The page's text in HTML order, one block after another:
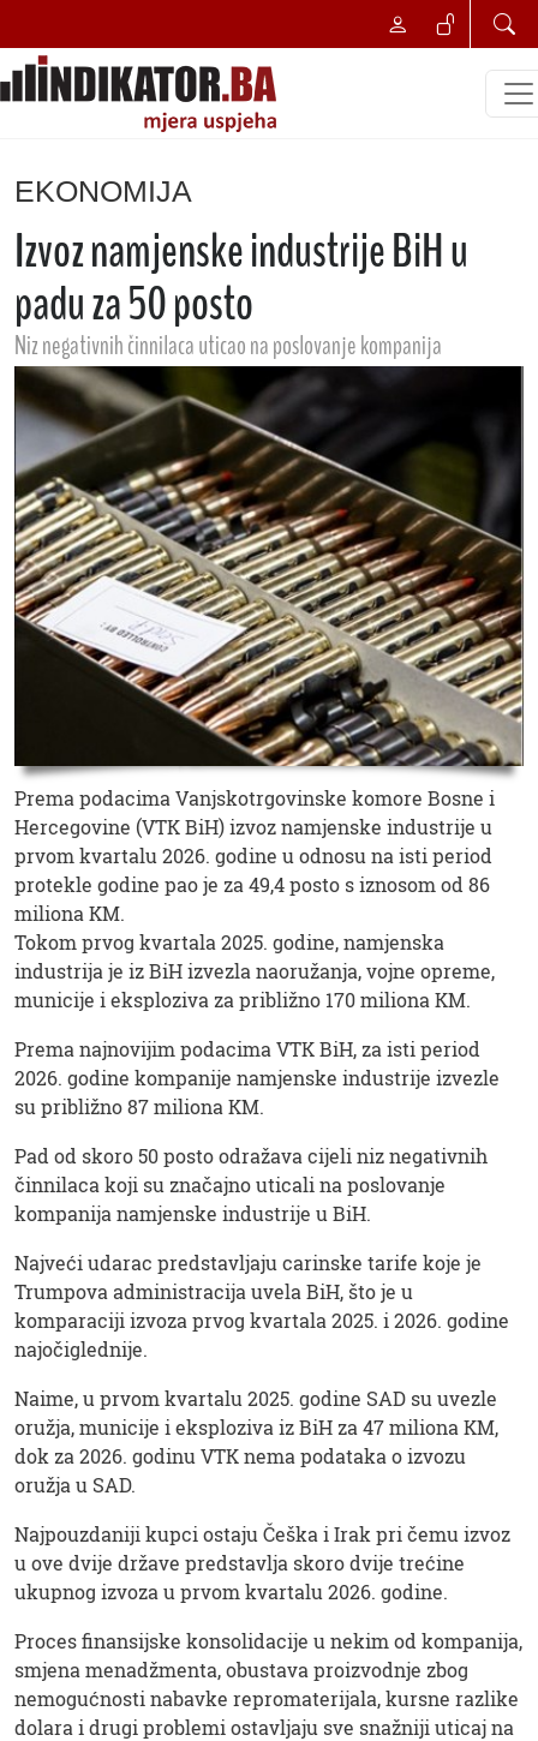
EKONOMIJA
Izvoz namjenske industrije BiH u
padu za 50 posto
Niz negativnih činnilaca uticao na poslovanje kompanija
Prema podacima Vanjskotrgovinske komore Bosne i
Hercegovine (VTK BiH) izvoz namjenske industrije u
prvom kvartalu 2026. godine u odnosu na isti period
protekle godine pao je za 49,4 posto s iznosom od 86
miliona KM.
Tokom prvog kvartala 2025. godine, namjenska
industrija je iz BiH izvezla naoružanja, vojne opreme,
municije i eksploziva za približno 170 miliona KM.
Prema najnovijim podacima VTK BiH, za isti period
2026. godine kompanije namjenske industrije izvezle
su približno 87 miliona KM.
Pad od skoro 50 posto odražava cijeli niz negativnih
činnilaca koji su značajno uticali na poslovanje
kompanija namjenske industrije u BiH.
Najveći udarac predstavljaju carinske tarife koje je
Trumpova administracija uvela BiH, što je u
komparaciji izvoza prvog kvartala 2025. i 2026. godine
najočiglednije.
Naime, u prvom kvartalu 2025. godine SAD su uvezle
oružja, municije i eksploziva iz BiH za 47 miliona KM,
dok za 2026. godinu VTK nema podataka o izvozu
oružja u SAD.
Najpouzdaniji kupci ostaju Češka i Irak pri čemu izvoz
u ove dvije države predstavlja skoro dvije trećine
ukupnog izvoza u prvom kvartalu 2026. godine.
Proces finansijske konsolidacije u nekim od kompanija,
smjena menadžmenta, obustava proizvodnje zbog
nemogućnosti nabavke repromaterijala, kursne razlike
dolara i drugi problemi ostavljaju sve snažniji uticaj na